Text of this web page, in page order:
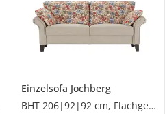
Einzelsofa Jochberg
BHT 206|92|92 cm, Flachgewebe